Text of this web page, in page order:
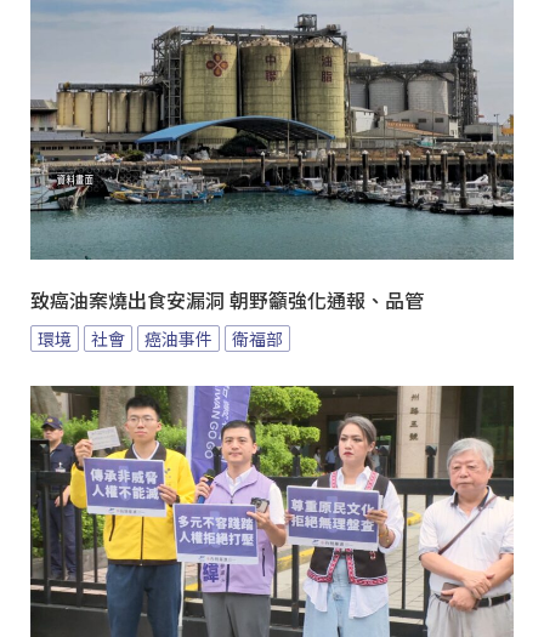
致癌油案燒出食安漏洞 朝野籲強化通報、品管
環境 社會 癌油事件 衛福部